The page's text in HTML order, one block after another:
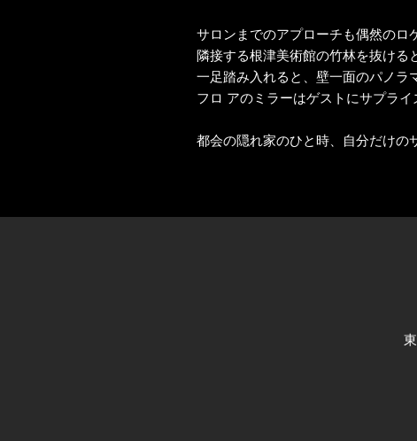
サロンまでのアプローチも偶然のロ
隣接する根津美術館の竹林を抜ける
一足踏み入れると、壁一面のパノラ
フロ アのミラーはゲストにサプライ
都会の隠れ家のひと時、自分だけの